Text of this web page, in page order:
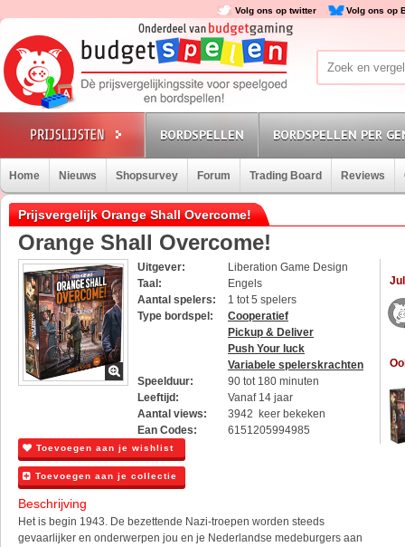
Volg ons op twitter Volg ons op
BORDSPELLEN BORDSPELLEN PER
Home Nieuws Shopsurvey Forum Trading Board Reviews
Prijsvergelijk Orange Shall Overcome!
Orange Shall Overcome!
Uitgever:
Liberation Game Design
Taal:
Engels
Aantal spelers:
1 tot 5 spelers
Type bordspel:
Cooperatief
Pickup & Deliver
Push Your luck
Variabele spelerskrachten
Speelduur:
90 tot 180 minuten
Leeftijd:
Vanaf 14 jaar
Aantal views:
3942 keer bekeken
Ean Codes:
6151205994985
Toevoegen aan je wishlist
Toevoegen aan je collectie
Beschrijving
Het is begin 1943. De bezettende Nazi-troepen worden steeds
gevaarlijker en onderwerpen jou en je Nederlandse medeburgers aan